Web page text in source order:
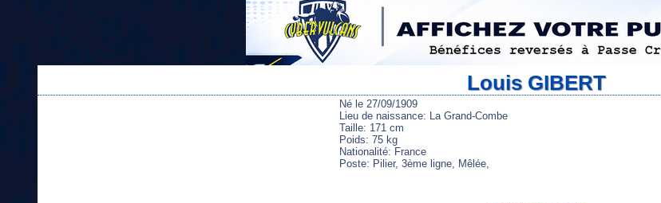
Louis GIBERT
Né le 27/09/1909
Lieu de naissance: La Grand-Combe
Taille: 171 cm
Poids: 75 kg
Nationalité: France
Poste: Pilier, 3ème ligne, Mêlée,